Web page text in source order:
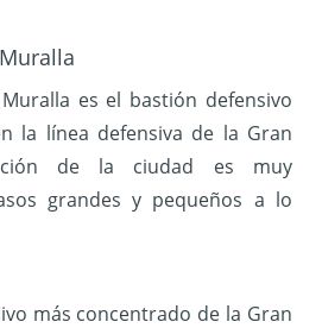
es el bastión defensivo
la línea defensiva de la Gran
de la ciudad es muy
grandes y pequeños a lo
más concentrado de la Gran